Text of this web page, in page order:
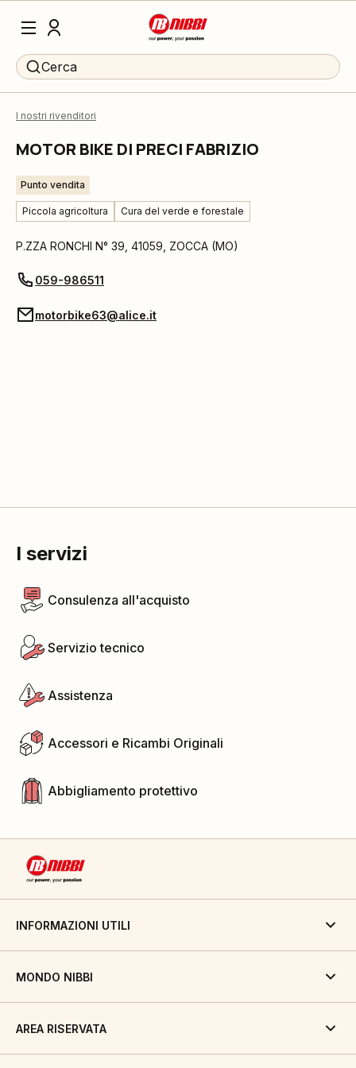
Cerca
I nostri rivenditori
MOTOR BIKE DI PRECI FABRIZIO
Punto vendita
Piccola agricoltura Cura del verde e forestale
P.ZZA RONCHI N° 39 41059 ZOCCA (MO)
059-986511
motorbike63@alice.it
I servizi
Consulenza all'acquisto
Servizio tecnico
Assistenza
Accessori e Ricambi Originali
Abbigliamento protettivo
INFORMAZIONI UTILI
MONDO NIBBI
AREA RISERVATA